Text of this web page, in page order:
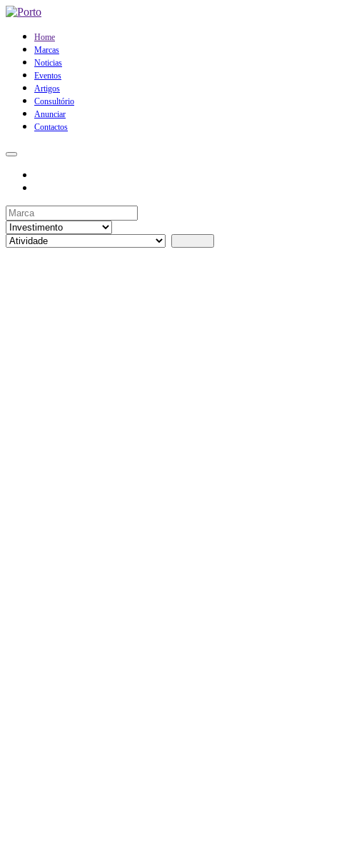
Home
Marcas
Noticias
Eventos
Artigos
Consultório
Anunciar
Contactos